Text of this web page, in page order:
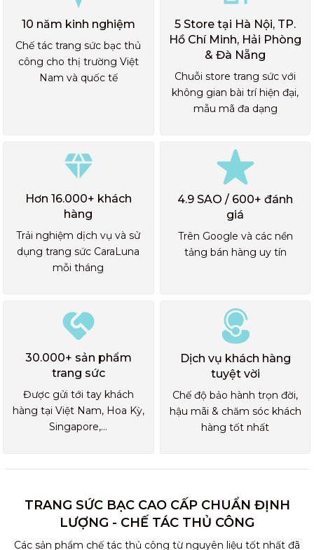
10 năm kinh nghiệm
Chế tác trang sức bạc thủ
công cho thị trường Việt
Nam và quốc tế
5 Store tại Hà Nội, TP.
Hồ Chí Minh, Hải Phòng
& Đà Nẵng
Chuỗi store trang sức với
không gian bài trí hiện đại,
mẫu mã đa dạng
Hơn 16.000+ khách
hàng
Trải nghiệm dịch vụ và sử
dụng trang sức CaraLuna
mỗi tháng
4.9 SAO / 600+ đánh
giá
Trên Google và các nền
tảng bán hàng uy tín
30.000+ sản phẩm
trang sức
Được gửi tới tay khách
hàng tại Việt Nam, Hoa Kỳ,
Singapore,...
Dịch vụ khách hàng
tuyệt vời
Chế độ bảo hành trọn đời,
hậu mãi & chăm sóc khách
hàng tốt nhất
TRANG SỨC BẠC CAO CẤP CHUẨN ĐỊNH
LƯỢNG - CHẾ TÁC THỦ CÔNG
Các sản phẩm chế tác thủ công từ nguyên liệu tốt nhất đã